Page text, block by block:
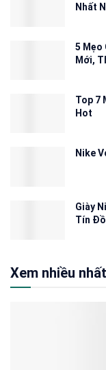
Nhất
5 Mẹo
Mới,
Top 7
Hot
Nike
Giày
Tín Đồ
Xem nhiều nhất